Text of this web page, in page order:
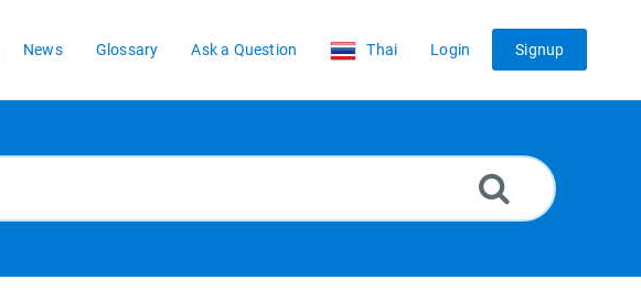
News Glossary Ask a Question Thai Login Signup